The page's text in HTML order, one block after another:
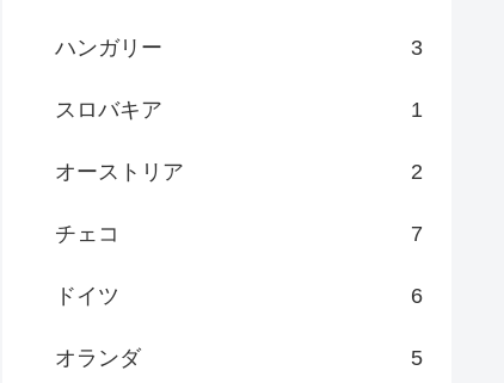
ハンガリー 3
スロバキア 1
オーストリア 2
チェコ 7
ドイツ 6
オランダ 5